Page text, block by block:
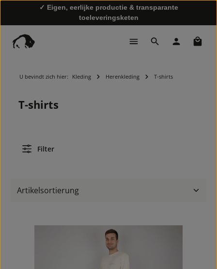
✓ Snelle levering & gratis retourzending
✓ Eigen, eerlijke productie & transparante
toeleveringsketen
U bevindt zich hier: Kleding Herenkleding T-shirts
T-shirts
Filter